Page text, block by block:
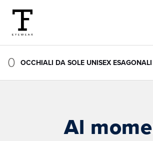
0 OCCHIALI DA SOLE UNISEX ESAGONALI
Al